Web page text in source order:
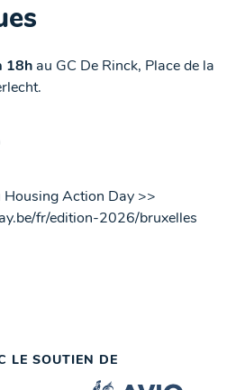
18h au GC De Rinck, Place de la
Housing Action Day >>
fr/edition-2026/bruxelles
LE SOUTIEN DE